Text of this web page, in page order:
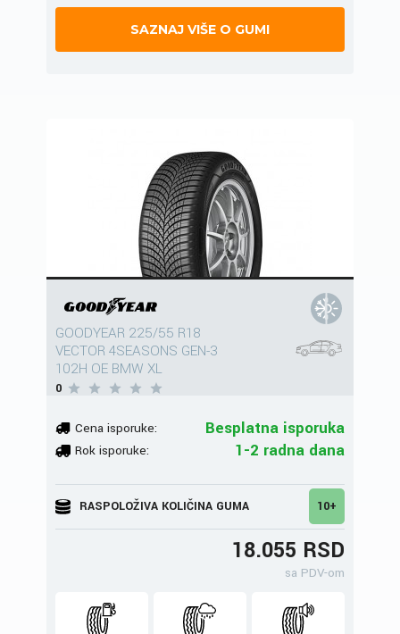
SAZNAJ VIŠE O GUMI
GOODYEAR 225/55 R18
VECTOR 4SEASONS GEN-3
102H OE BMW XL
0
Cena isporuke: Besplatna isporuka
Rok isporuke: 1-2 radna dana
RASPOLOŽIVA KOLIČINA GUMA 10+
18.055 RSD
sa PDV-om